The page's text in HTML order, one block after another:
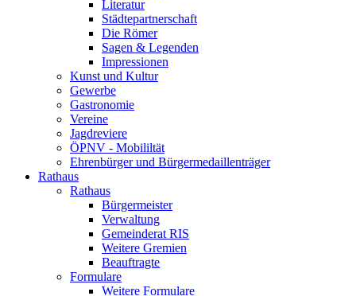
Literatur
Städtepartnerschaft
Die Römer
Sagen & Legenden
Impressionen
Kunst und Kultur
Gewerbe
Gastronomie
Vereine
Jagdreviere
ÖPNV - Mobililtät
Ehrenbürger und Bürgermedaillenträger
Rathaus
Rathaus
Bürgermeister
Verwaltung
Gemeinderat RIS
Weitere Gremien
Beauftragte
Formulare
Weitere Formulare